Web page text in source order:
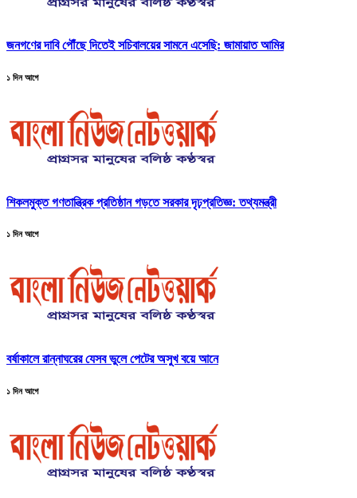
জনগণের দাবি পৌঁছে দিতেই সচিবালয়ের সামনে এসেছি: জামায়াত আমির
১ দিন আগে
শিকলমুক্ত গণতান্ত্রিক প্রতিষ্ঠান গড়তে সরকার দৃঢ়প্রতিজ্ঞ: তথ্যমন্ত্রী
১ দিন আগে
বর্ষাকালে রান্নাঘরের যেসব ভুলে পেটের অসুখ বয়ে আনে
১ দিন আগে